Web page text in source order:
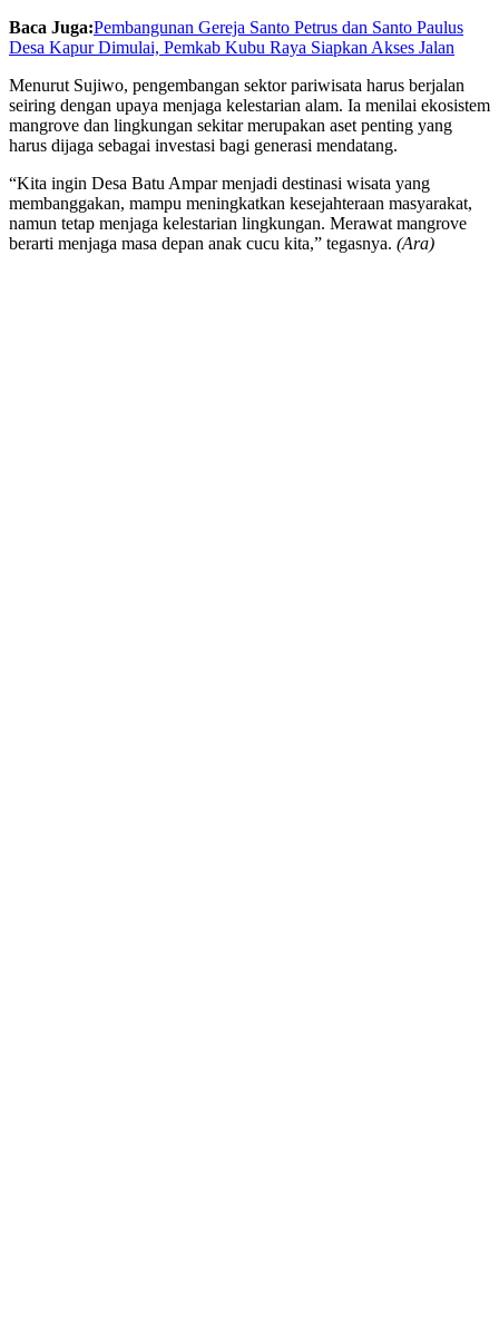
Baca Juga:Pembangunan Gereja Santo Petrus dan Santo Paulus
Desa Kapur Dimulai, Pemkab Kubu Raya Siapkan Akses Jalan
Menurut Sujiwo, pengembangan sektor pariwisata harus berjalan
seiring dengan upaya menjaga kelestarian alam. Ia menilai ekosistem
mangrove dan lingkungan sekitar merupakan aset penting yang
harus dijaga sebagai investasi bagi generasi mendatang.
“Kita ingin Desa Batu Ampar menjadi destinasi wisata yang
membanggakan, mampu meningkatkan kesejahteraan masyarakat,
namun tetap menjaga kelestarian lingkungan. Merawat mangrove
berarti menjaga masa depan anak cucu kita,” tegasnya. (Ara)